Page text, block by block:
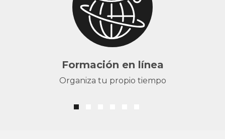
Formación en línea
Organiza tu propio tiempo